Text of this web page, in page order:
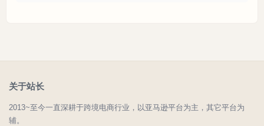
关于站长
2013~至今一直深耕于跨境电商行业，以亚马逊平台为主，其它平台为
辅。